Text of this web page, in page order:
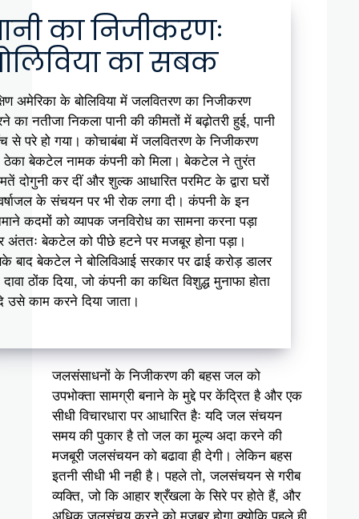
का निजीकरणः
का सबक
अमेरिका के बोलिविया में जलवितरण का निजीकरण
का नतीजा निकला पानी की कीमतों में बढ़ोतरी हुई, पानी
से परे हो गया। कोचाबंबा में जलवितरण के निजीकरण
ठेका बेकटेल नामक कंपनी को मिला। बेकटेल ने तुरंत
दोगुनी कर दीं और शुल्क आधारित परमिट के द्वारा घरों
के संचयन पर भी रोक लगा दी। कंपनी के इन
कदमों को व्यापक जनविरोध का सामना करना पड़ा
अंततः बेकटेल को पीछे हटने पर मजबूर होना पड़ा।
बाद बेकटेल ने बोलिविआई सरकार पर ढाई करोड़ डालर
ठोंक दिया, जो कंपनी का कथित विशुद्ध मुनाफा होता
उसे काम करने दिया जाता।
जलसंसाधनों के निजीकरण की बहस जल को
उपभोक्ता सामग्री बनाने के मुद्दे पर केंद्रित है और एक
सीधी विचारधारा पर आधारित हैः यदि जल संचयन
समय की पुकार है तो जल का मूल्य अदा करने की
मजबूरी जलसंचयन को बढावा ही देगी। लेकिन बहस
इतनी सीधी भी नही है। पहले तो, जलसंचयन से गरीब
व्यक्ति, जो कि आहार श्रँखला के सिरे पर होते हैं, और
अधिक जलसंचय करने को मजबूर होगा क्योकि पहले ही